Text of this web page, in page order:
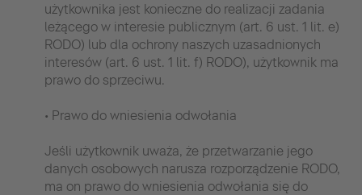
użytkownika jest konieczne do realizacji zadania
leżącego w interesie publicznym (art. 6 ust. 1 lit. e)
RODO) lub dla ochrony naszych uzasadnionych
interesów (art. 6 ust. 1 lit. f) RODO), użytkownik ma
prawo do sprzeciwu.
• Prawo do wniesienia odwołania
Jeśli użytkownik uważa, że przetwarzanie jego
danych osobowych narusza rozporządzenie RODO,
ma on prawo do wniesienia odwołania się do